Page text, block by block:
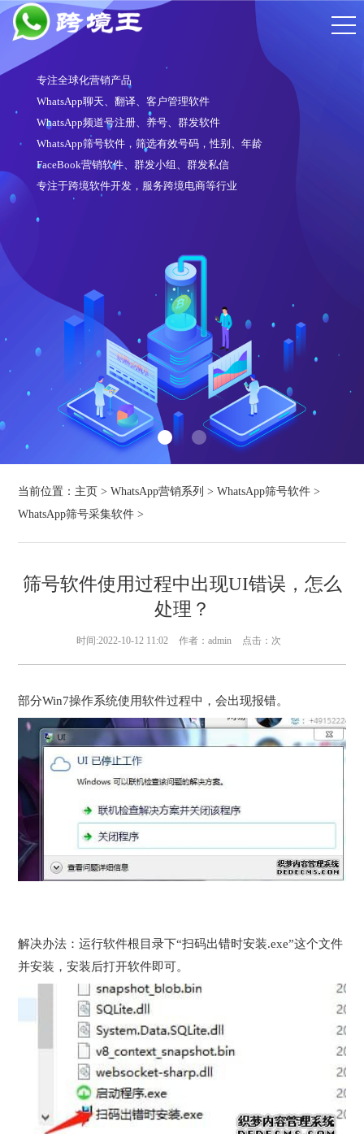
专注全球化营销产品
WhatsApp聊天、翻译、客户管理软件
WhatsApp频道号注册、养号、群发软件
WhatsApp筛号软件，筛选有效号码，性别、年龄
FaceBook营销软件、群发小组、群发私信
专注于跨境软件开发，服务跨境电商等行业
当前位置： 主页 >WhatsApp营销系列 >WhatsApp筛号软件 >
WhatsApp筛号采集软件 >
筛号软件使用过程中出现UI错误，怎么
处理？
时间:2022-10-12 11:02 作者：admin 点击： 次
部分Win7操作系统使用软件过程中，会出现报错。
解决办法：运行软件根目录下“扫码出错时安装.exe”这个文件
并安装，安装后打开软件即可。